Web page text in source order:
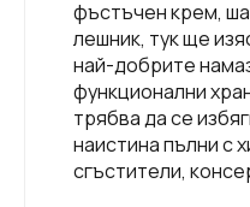
фъстъчен крем,
лешник, тук ще
най-добрите
функционални
трябва да се
наистина пълни с
сгъстители,